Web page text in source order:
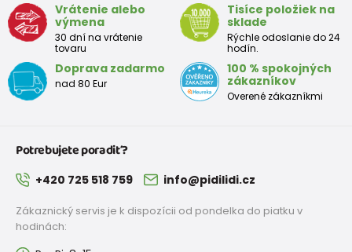
Veľkosť
Výška
(cm)
Prsia
(cm)
Pás
(cm)
(cm)
12
mesiacov
68 - 80 47 52
2 roky
3 roky 55
Vrátenie alebo
výmena
30 dní na vrátenie
tovaru
Tisíce položiek na
sklade
Rýchle odoslanie do 24
hodín.
Doprava zadarmo
nad 80 Eur
100 % spokojných
zákazníkov
Overené zákazníkmi
Potrebujete poradiť?
+420 725 518 759 info@pidilidi.cz
Zákaznický servis je k dispozícii od pondelka do piatku v
hodinách: